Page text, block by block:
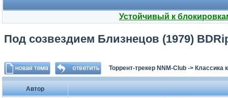
Устойчивый к
Под созвездием Близнецов (1979)
Торрент-трекер NNM-Club -> Классика
Автор